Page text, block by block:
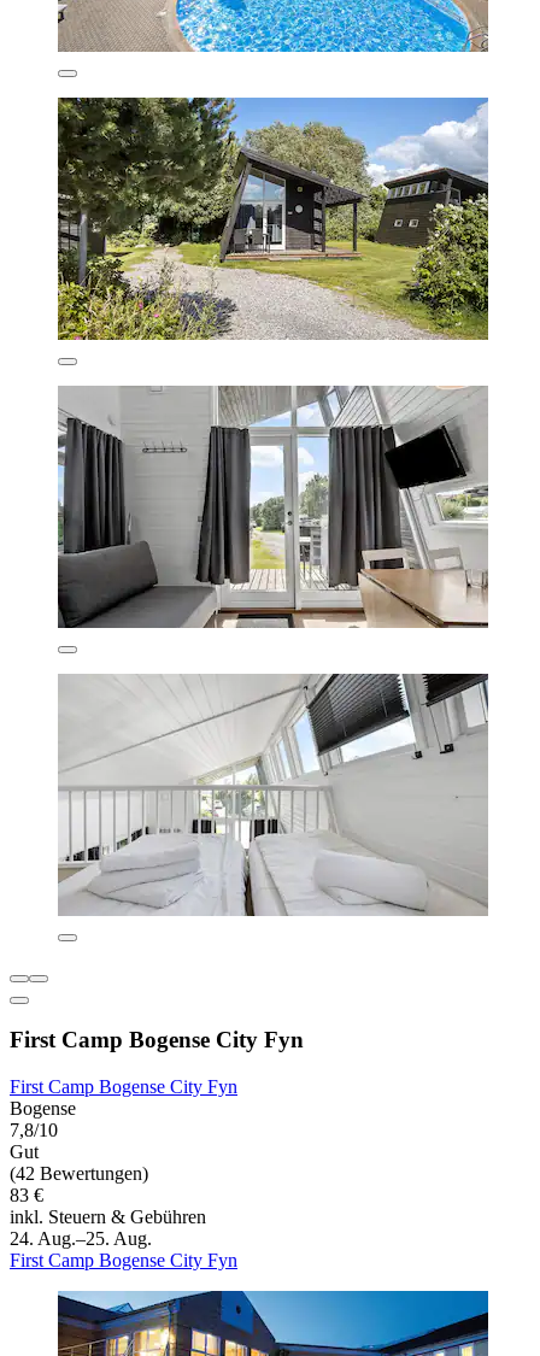
First Camp Bogense City Fyn
First Camp Bogense City Fyn
Bogense
7,8/10
Gut
(42 Bewertungen)
83 €
inkl. Steuern & Gebühren
24. Aug.–25. Aug.
First Camp Bogense City Fyn